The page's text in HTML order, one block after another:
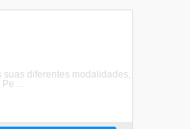
diferentes modalidades,
...